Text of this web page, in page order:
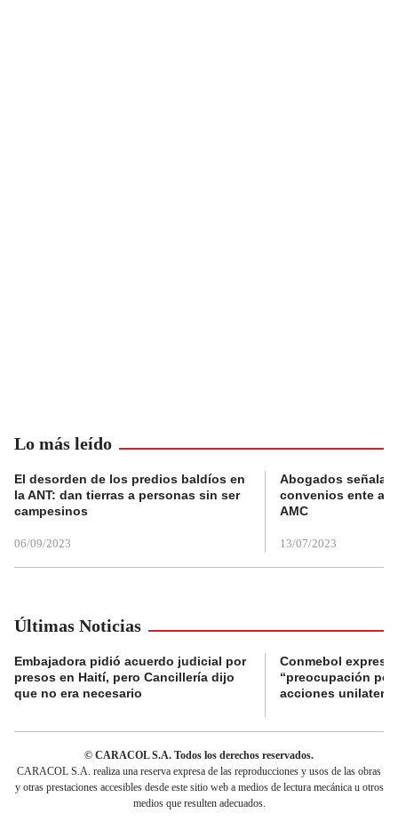
Lo más leído
El desorden de los predios baldíos en
la ANT: dan tierras a personas sin ser
campesinos
06/09/2023
Abogados
convenios ente
AMC
13/07/2023
Últimas Noticias
Embajadora pidió acuerdo judicial por
presos en Haití, pero Cancillería dijo
que no era necesario
Conmebol expresó
“preocupación
acciones
© CARACOL S.A. Todos los derechos reservados.
CARACOL S.A. realiza una reserva expresa de las reproducciones y usos de las obras
y otras prestaciones accesibles desde este sitio web a medios de lectura mecánica u otros
medios que resulten adecuados.